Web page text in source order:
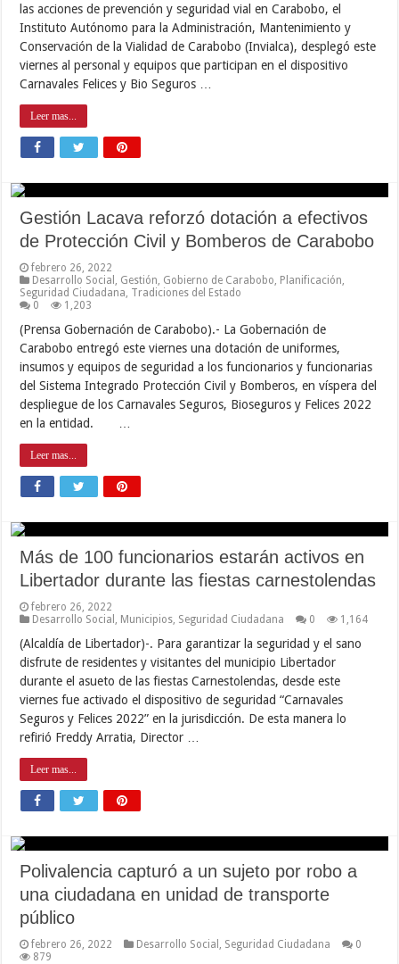
las acciones de prevención y seguridad vial en Carabobo, el
Instituto Autónomo para la Administración, Mantenimiento y
Conservación de la Vialidad de Carabobo (Invialca), desplegó este
viernes al personal y equipos que participan en el dispositivo
Carnavales Felices y Bio Seguros …
Leer mas...
Gestión Lacava reforzó dotación a efectivos
de Protección Civil y Bomberos de Carabobo
febrero 26, 2022
Desarrollo Social
Gestión Gobierno de Carabobo Planificación
Seguridad Ciudadana Tradiciones del Estado
0
1,203
(Prensa Gobernación de Carabobo).- La Gobernación de
Carabobo entregó este viernes una dotación de uniformes,
insumos y equipos de seguridad a los funcionarios y funcionarias
del Sistema Integrado Protección Civil y Bomberos, en víspera del
despliegue de los Carnavales Seguros, Bioseguros y Felices 2022
en la entidad. …
Leer mas...
Más de 100 funcionarios estarán activos en
Libertador durante las fiestas carnestolendas
febrero 26, 2022
Desarrollo Social
Municipios Seguridad Ciudadana 0 1,164
(Alcaldía de Libertador)-. Para garantizar la seguridad y el sano
disfrute de residentes y visitantes del municipio Libertador
durante el asueto de las fiestas Carnestolendas, desde este
viernes fue activado el dispositivo de seguridad “Carnavales
Seguros y Felices 2022” en la jurisdicción. De esta manera lo
refirió Freddy Arratia, Director …
Leer mas...
Polivalencia capturó a un sujeto por robo a
una ciudadana en unidad de transporte
público
febrero 26, 2022 Desarrollo Social Seguridad Ciudadana
0
879